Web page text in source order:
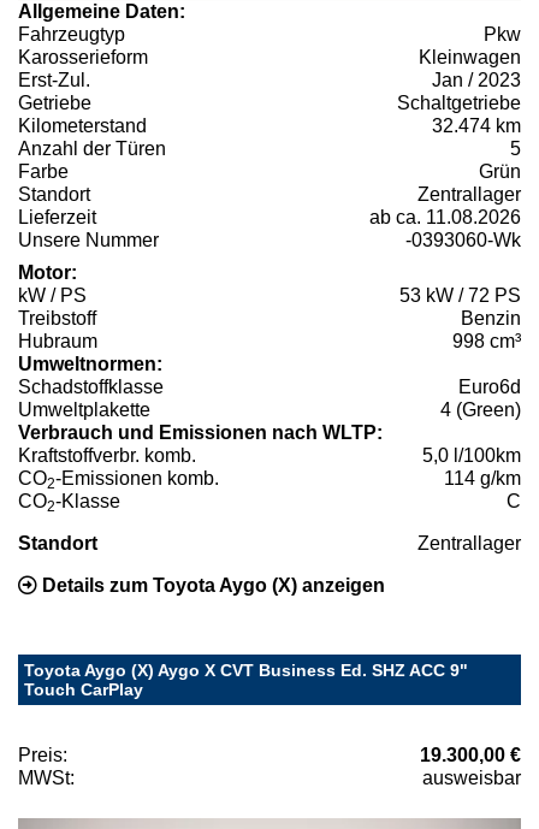
Allgemeine Daten:
Fahrzeugtyp
Pkw
Karosserieform
Kleinwagen
Erst-Zul.
Jan / 2023
Getriebe
Schaltgetriebe
Kilometerstand
32.474 km
Anzahl der Türen
5
Farbe
Grün
Standort
Zentrallager
Lieferzeit
ab ca. 11.08.2026
Unsere Nummer
-0393060-Wk
Motor:
kW / PS
53 kW / 72 PS
Treibstoff
Benzin
Hubraum
998 cm³
Umweltnormen:
Schadstoffklasse
Euro6d
Umweltplakette
4 (Green)
Verbrauch und Emissionen nach WLTP:
Kraftstoffverbr. komb.
5,0 l/100km
CO2-Emissionen komb.
114 g/km
CO2-Klasse C
Standort Zentrallager
Details zum Toyota Aygo (X) anzeigen
Toyota Aygo (X) Aygo X CVT Business Ed. SHZ ACC 9"
Touch CarPlay
Preis:
19.300,00 €
MWSt:
ausweisbar